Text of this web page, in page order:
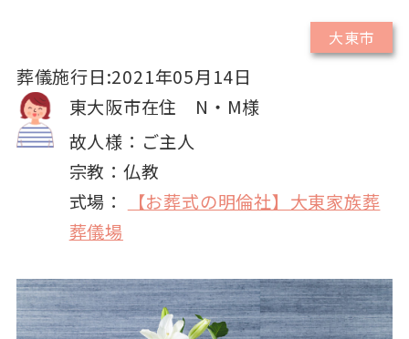
葬儀施行日:2021年05月14日
東大阪市在住 N・M様
故人様：ご主人
宗教：仏教
式場：
【お葬式の明倫社】大東家族葬
葬儀場
大東市